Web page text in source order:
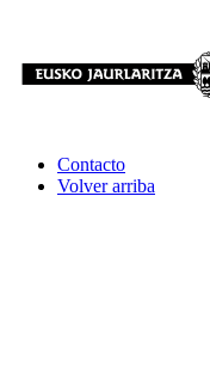
Contacto
Volver arriba